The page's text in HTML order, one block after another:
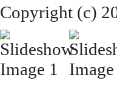
Copyright (c)